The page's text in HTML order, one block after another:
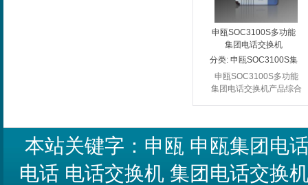
申瓯SOC3100S多功能
集团电话交换机
分类: 申瓯SOC3100S集
团电话
申瓯SOC3100S多功能
集团电话交换机产品综合
的设计理念，使本系统在
集团电话领域里成为新的
领跑者和...
本站关键字： 申瓯 申瓯集团电
电话 电话交换机 集团电话交换